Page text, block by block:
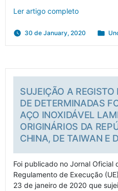
Ler artigo completo
30 de January, 2020
SUJEIÇÃO A
DE DETERMINADAS
AÇO INOXIDÁVEL
ORIGINÁRIOS DA
CHINA, DE TAIWAN E
Foi publicado no Jornal Oficial
Regulamento de Execução
23 de janeiro de 2020 que